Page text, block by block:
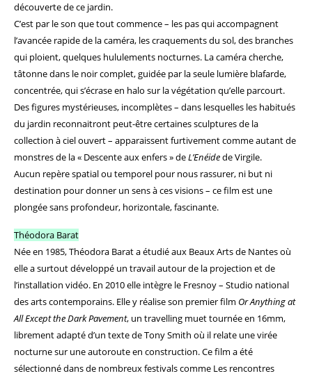
découverte de ce jardin.
C’est par le son que tout commence – les pas qui accompagnent
l’avancée rapide de la caméra, les craquements du sol, des branches
qui ploient, quelques hululements nocturnes. La caméra cherche,
tâtonne dans le noir complet, guidée par la seule lumière blafarde,
concentrée, qui s’écrase en halo sur la végétation qu’elle parcourt.
Des figures mystérieuses, incomplètes – dans lesquelles les habitués
du jardin reconnaitront peut-être certaines sculptures de la
collection à ciel ouvert – apparaissent furtivement comme autant de
monstres de la « Descente aux enfers » deL’Enéidede Virgile.
Aucun repère spatial ou temporel pour nous rassurer, ni but ni
destination pour donner un sens à ces visions – ce film est une
plongée sans profondeur, horizontale, fascinante.
Théodora Barat
Née en 1985, Théodora Barat a étudié aux Beaux Arts de Nantes où
elle a surtout développé un travail autour de la projection et de
l’installation vidéo. En 2010 elle intègre le Fresnoy – Studio national
des arts contemporains. Elle y réalise son premier film Or Anything at
All Except the Dark Pavement, un travelling muet tournée en 16mm,
librement adapté d’un texte de Tony Smith où il relate une virée
nocturne sur une autoroute en construction. Ce film a été
sélectionné dans de nombreux festivals comme Les rencontres